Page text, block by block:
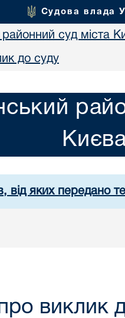
Судова влада
суд міста
до суду
від яких передано
виклик